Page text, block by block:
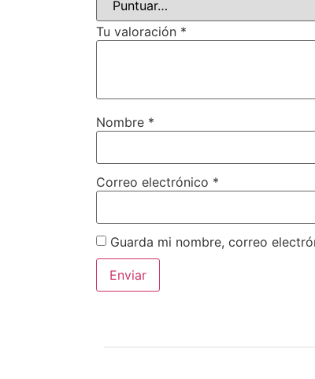
Tu valoración *
Nombre *
Correo electrónico *
Guarda mi nombre, correo